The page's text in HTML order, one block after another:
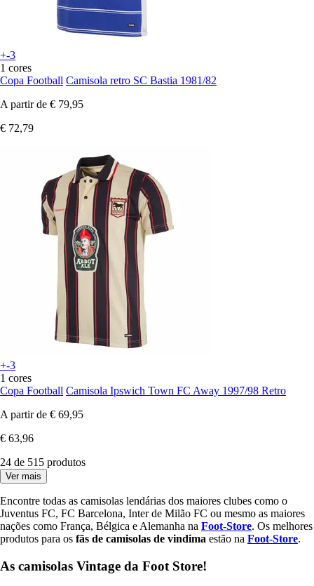
+-3
1 cores
Copa Football Camisola retro SC Bastia 1981/82
A partir de € 79,95
€ 72,79
+-3
1 cores
Copa Football Camisola Ipswich Town FC Away 1997/98 Retro
A partir de € 69,95
€ 63,96
24 de 515 produtos
Ver mais
Encontre todas as camisolas lendárias dos maiores clubes como o
Juventus FC, FC Barcelona, Inter de Milão FC ou mesmo as maiores
nações como França, Bélgica e Alemanha na Foot-Store. Os melhores
produtos para os fãs de camisolas de vindima estão na Foot-Store.
As camisolas Vintage da Foot Store!